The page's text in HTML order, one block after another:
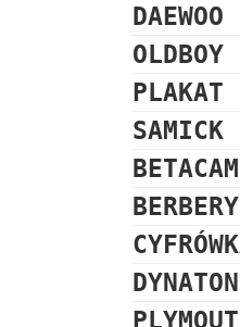
DAEWOO
OLDBOY
PLAKAT
SAMICK
BETACAM